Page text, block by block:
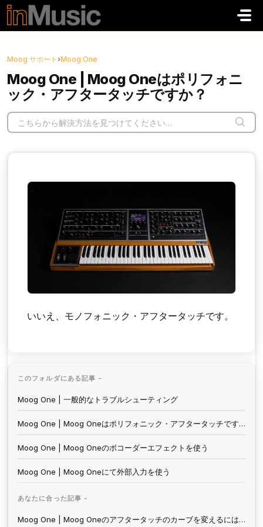
メインコンテンツに移動
Moog サポート ›Moog One
Moog One | Moog Oneはポリフォニ
ック・アフタータッチですか？
いいえ、モノフォニック・アフタータッチです。
このフォルダにある記事 -
Moog One | 一般的なトラブルシューティング
Moog One | Moog Oneはポリフォニック・アフタータッチですか？
Moog One | Moog Oneのボコーダーエフェクトを使う
Moog One | Moog Oneにて外部入力を使う
あなたに合った記事 -
Moog One | Moog Oneのアフタータッチのカーブを変えるには？